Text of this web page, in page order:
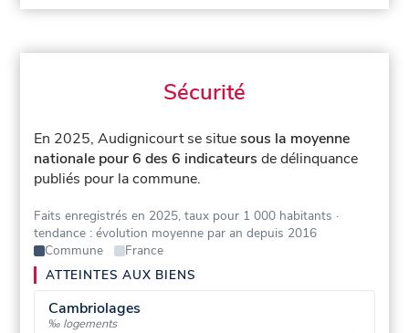
Sécurité
En 2025, Audignicourt se situesous la moyenne
nationale pour 6 des 6 indicateurs de délinquance
publiés pour la commune.
Faits enregistrés en 2025, taux pour 1 000 habitants ·
tendance : évolution moyenne par an depuis 2016
Commune
France
ATTEINTES AUX BIENS
Cambriolages
‰ logements